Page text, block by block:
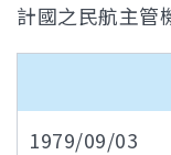
計國之民航主管
1979/09/03